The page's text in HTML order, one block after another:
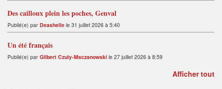
Des cailloux plein les poches, Genval
Publié(e) par Deashelle le 31 juillet 2026 à 5:40
Un été français
Publié(e) par Gilbert Czuly-Msczanowski le 27 juillet 2026 à 8:59
Afficher tout